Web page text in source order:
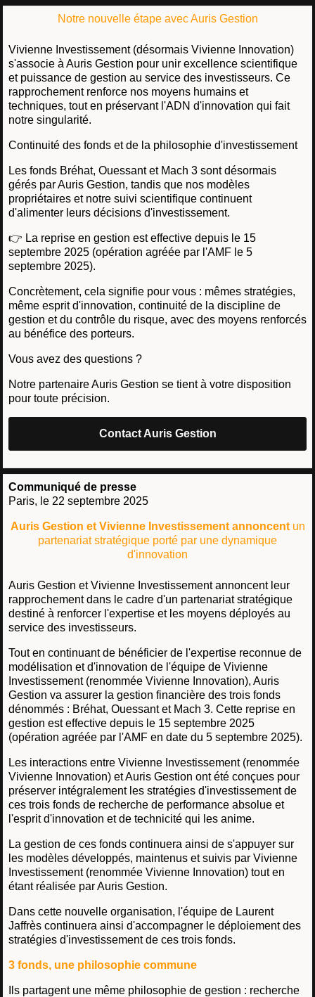
Notre nouvelle étape avec Auris Gestion
Vivienne Investissement (désormais Vivienne Innovation)
s'associe à Auris Gestion pour unir excellence scientifique
et puissance de gestion au service des investisseurs. Ce
rapprochement renforce nos moyens humains et
techniques, tout en préservant l'ADN d'innovation qui fait
notre singularité.
Continuité des fonds et de la philosophie d'investissement
Les fonds Bréhat, Ouessant et Mach 3 sont désormais
gérés par Auris Gestion, tandis que nos modèles
propriétaires et notre suivi scientifique continuent
d'alimenter leurs décisions d'investissement.
👉 La reprise en gestion est effective depuis le 15
septembre 2025 (opération agréée par l'AMF le 5
septembre 2025).
Concrètement, cela signifie pour vous : mêmes stratégies,
même esprit d'innovation, continuité de la discipline de
gestion et du contrôle du risque, avec des moyens renforcés
au bénéfice des porteurs.
Vous avez des questions ?
Notre partenaire Auris Gestion se tient à votre disposition
pour toute précision.
Contact Auris Gestion
Communiqué de presse
Paris, le 22 septembre 2025
Auris Gestion et Vivienne Investissement annoncent un
partenariat stratégique porté par une dynamique
d'innovation
Auris Gestion et Vivienne Investissement annoncent leur
rapprochement dans le cadre d'un partenariat stratégique
destiné à renforcer l'expertise et les moyens déployés au
service des investisseurs.
Tout en continuant de bénéficier de l'expertise reconnue de
modélisation et d'innovation de l'équipe de Vivienne
Investissement (renommée Vivienne Innovation), Auris
Gestion va assurer la gestion financière des trois fonds
dénommés : Bréhat, Ouessant et Mach 3. Cette reprise en
gestion est effective depuis le 15 septembre 2025
(opération agréée par l'AMF en date du 5 septembre 2025).
Les interactions entre Vivienne Investissement (renommée
Vivienne Innovation) et Auris Gestion ont été conçues pour
préserver intégralement les stratégies d'investissement de
ces trois fonds de recherche de performance absolue et
l'esprit d'innovation et de technicité qui les anime.
La gestion de ces fonds continuera ainsi de s'appuyer sur
les modèles développés, maintenus et suivis par Vivienne
Investissement (renommée Vivienne Innovation) tout en
étant réalisée par Auris Gestion.
Dans cette nouvelle organisation, l'équipe de Laurent
Jaffrès continuera ainsi d'accompagner le déploiement des
stratégies d'investissement de ces trois fonds.
3 fonds, une philosophie commune
Ils partagent une même philosophie de gestion : recherche